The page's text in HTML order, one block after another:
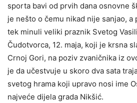
sporta bavi od prvih dana osnovne
je nešto o čemu nikad nije sanjao,
tek minuli veliki praznik Svetog
Čudotvorca, 12. maja, koji je krsna
Crnoj Gori, na poziv zvaničnika iz
je da učestvuje u skoro dva sata
svetog hrama koji upravo nosi ime
najveće dijela grada Nikšić.